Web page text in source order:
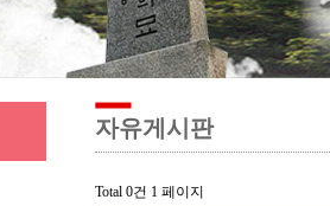
연혁지
추모의글
자유게시판
Total 0건 1 페이지